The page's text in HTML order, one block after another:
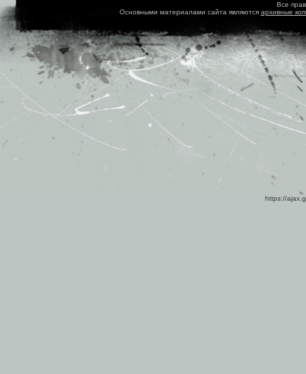
Все
Основными материалами сайта являются архивные
https://